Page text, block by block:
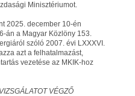
Minisztériumot.
2025. december 10-én
án a Magyar Közlöny 153.
szóló 2007. évi LXXXVI.
azt a felhatalmazást,
vezetése az MKIK-hoz
VÉGZŐ